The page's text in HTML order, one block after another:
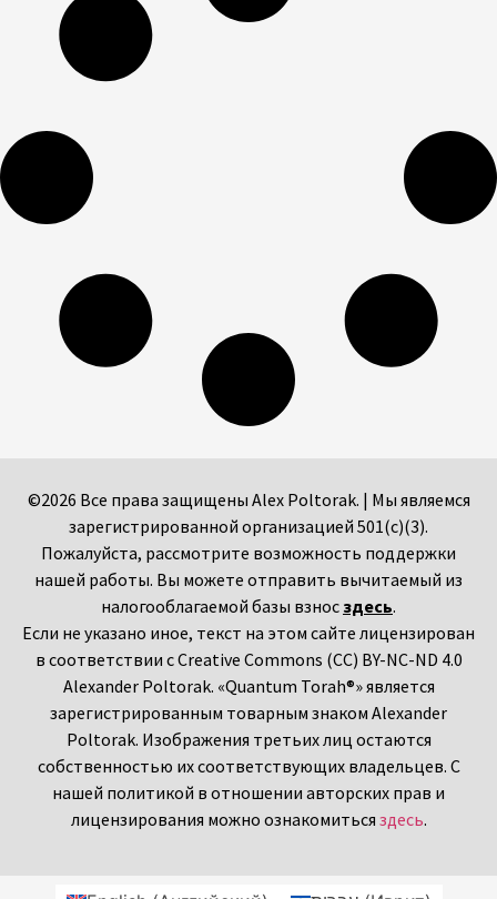
©2026 Все права защищены Alex Poltorak. | Мы являемся
зарегистрированной организацией 501(c)(3).
Пожалуйста, рассмотрите возможность поддержки
нашей работы. Вы можете отправить вычитаемый из
налогооблагаемой базы взнос здесь.
Если не указано иное, текст на этом сайте лицензирован
в соответствии с Creative Commons (CC) BY-NC-ND 4.0
Alexander Poltorak. «Quantum Torah®» является
зарегистрированным товарным знаком Alexander
Poltorak. Изображения третьих лиц остаются
собственностью их соответствующих владельцев. С
нашей политикой в отношении авторских прав и
лицензирования можно ознакомиться здесь.